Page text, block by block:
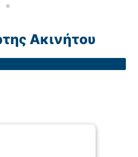
Ακινήτου